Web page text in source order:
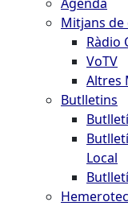
Mitjans de
Ràdio
VoTV
Altres
Butlletins
Local